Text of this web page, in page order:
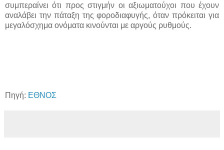
συμπεραίνει ότι προς στιγμήν οι αξιωματούχοι που έχουν
αναλάβει την πάταξη της φοροδιαφυγής, όταν πρόκειται για
μεγαλόσχημα ονόματα κινούνται με αργούς ρυθμούς.
Πηγή: ΕΘΝΟΣ